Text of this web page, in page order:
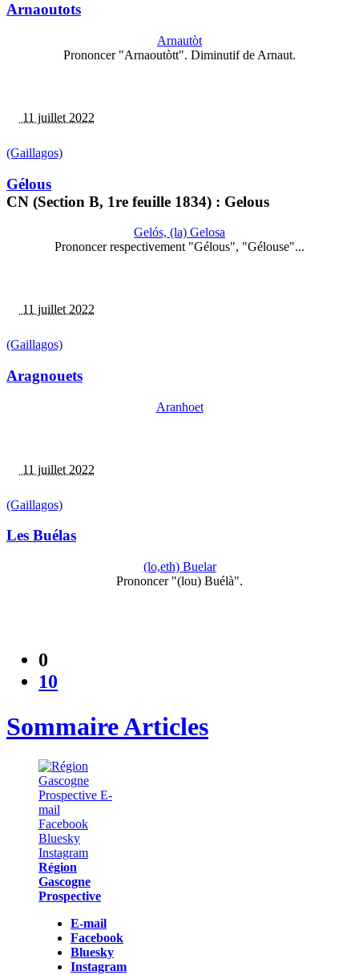
Arnaoutots
Arnautòt
Prononcer "Arnaoutòtt". Diminutif de Arnaut.
11 juillet 2022
(Gaillagos)
Gélous
CN (Section B, 1re feuille 1834) : Gelous
Gelós, (la) Gelosa
Prononcer respectivement "Gélous", "Gélouse"...
11 juillet 2022
(Gaillagos)
Aragnouets
Aranhoet
11 juillet 2022
(Gaillagos)
Les Buélas
(lo,eth) Buelar
Prononcer "(lou) Buélà".
0
10
Sommaire Articles
Région
Gascogne
Prospective
E-mail
Facebook
Bluesky
Instagram